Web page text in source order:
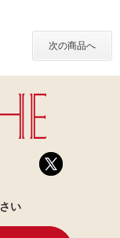
次の商品へ
い